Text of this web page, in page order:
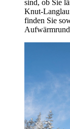
sind, ob Sie
Knut-
finden Sie